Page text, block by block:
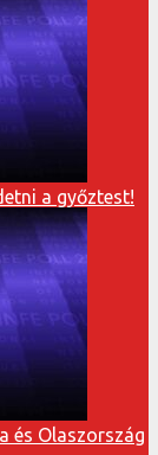
a győztest!
és Olaszország